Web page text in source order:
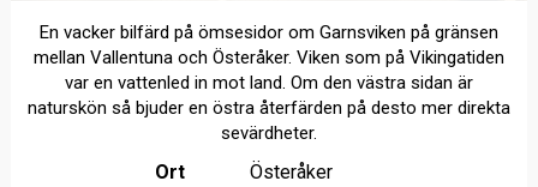
En vacker bilfärd på ömsesidor om Garnsviken på gränsen
mellan Vallentuna och Österåker. Viken som på Vikingatiden
var en vattenled in mot land. Om den västra sidan är
naturskön så bjuder en östra återfärden på desto mer direkta
sevärdheter.
Ort Österåker